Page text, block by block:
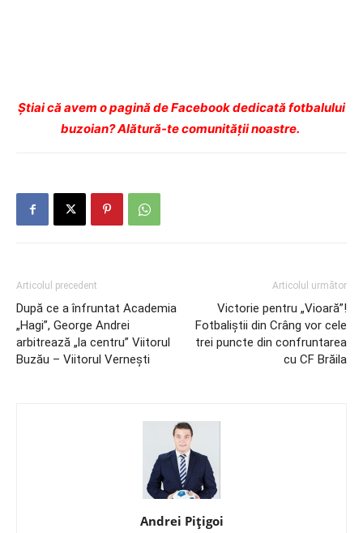
Ştiai că avem o pagină de Facebook dedicată fotbalului
buzoian? Alătură-te comunității noastre.
Articolul precedent
După ce a înfruntat Academia
„Hagi”, George Andrei
arbitrează „la centru” Viitorul
Buzău – Viitorul Verneşti
Articolul următor
Victorie pentru „Vioară”!
Fotbaliştii din Crâng vor cele
trei puncte din confruntarea
cu CF Brăila
Andrei Pițigoi